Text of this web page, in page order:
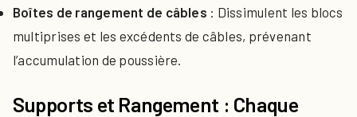
Boîtes de rangement de câbles : Dissimulent les blocs
multiprises et les excédents de câbles, prévenant
l’accumulation de poussière.
Supports et Rangement : Chaque